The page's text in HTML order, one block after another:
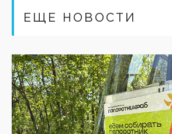
ЕЩЕ НОВОСТИ